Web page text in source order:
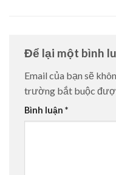
Để lại một bình
Email của bạn sẽ
trường bắt buộc
Bình luận *